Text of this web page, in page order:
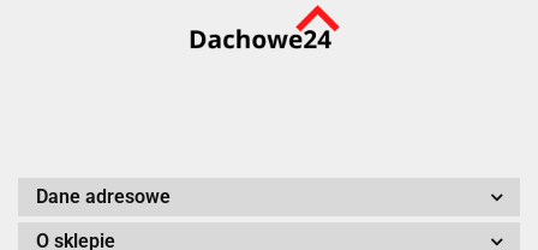
Dane adresowe
O sklepie